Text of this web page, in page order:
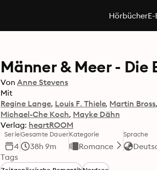
Hörbücher
Männer & Meer - Die
Von Anne Stevens
Mit
Regine Lange Louis F. Thiele Martin Bross
Michael-Che Koch Mayke Dähn
Verlag: heartROOM
Serie
4
Gesamte Dauer
38h 9m
Kategorie
Romance
Sprache
Tags